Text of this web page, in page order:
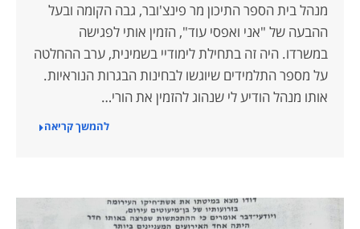
מנהל בית הספר התיכון מר פינצ'ובר, גבה הקומה ובעל
ההבעה של "אני ואפסי עוד", הזמין אותי לפגישה
במשרדו. היה זה בתחילת לימודיי בשמינית, ערב ההחלטה
על מספר התלמידים שיוגשו לבחינות הבגרות הנוראיות.
אותו מנהל הודיע לי שנהוג להזמין את הורי…
להמשך קריאה